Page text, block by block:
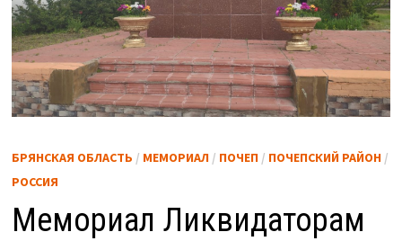
БРЯНСКАЯ ОБЛАСТЬ / МЕМОРИАЛ/ ПОЧЕП/ ПОЧЕПСКИЙ РАЙОН/
РОССИЯ
Мемориал Ликвидаторам